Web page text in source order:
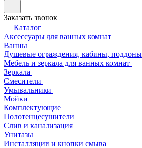
Заказать звонок
Каталог
Аксессуары для ванных комнат
Ванны
Душевые ограждения, кабины, поддоны
Мебель и зеркала для ванных комнат
Зеркала
Смесители
Умывальники
Мойки
Комплектующие
Полотенцесушители
Слив и канализация
Унитазы
Инсталляции и кнопки смыва